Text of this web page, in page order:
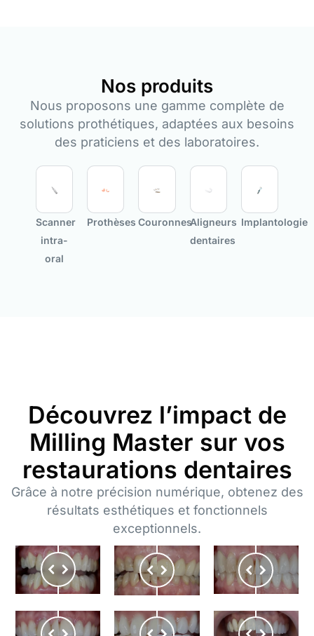
Nos produits
Nous proposons une gamme complète de
solutions prothétiques, adaptées aux besoins
des praticiens et des laboratoires.
Scanner
intra-
oral
Prothèses CouronnesAligneurs
dentaires
Implantologie
Découvrez l’impact de
Milling Master sur vos
restaurations dentaires
Grâce à notre précision numérique, obtenez des
résultats esthétiques et fonctionnels
exceptionnels.